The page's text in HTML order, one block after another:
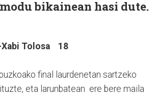
bikainean hasi dute.
Tolosa 18
final laurdenetan sartzeko
eta larunbatean ere bere maila